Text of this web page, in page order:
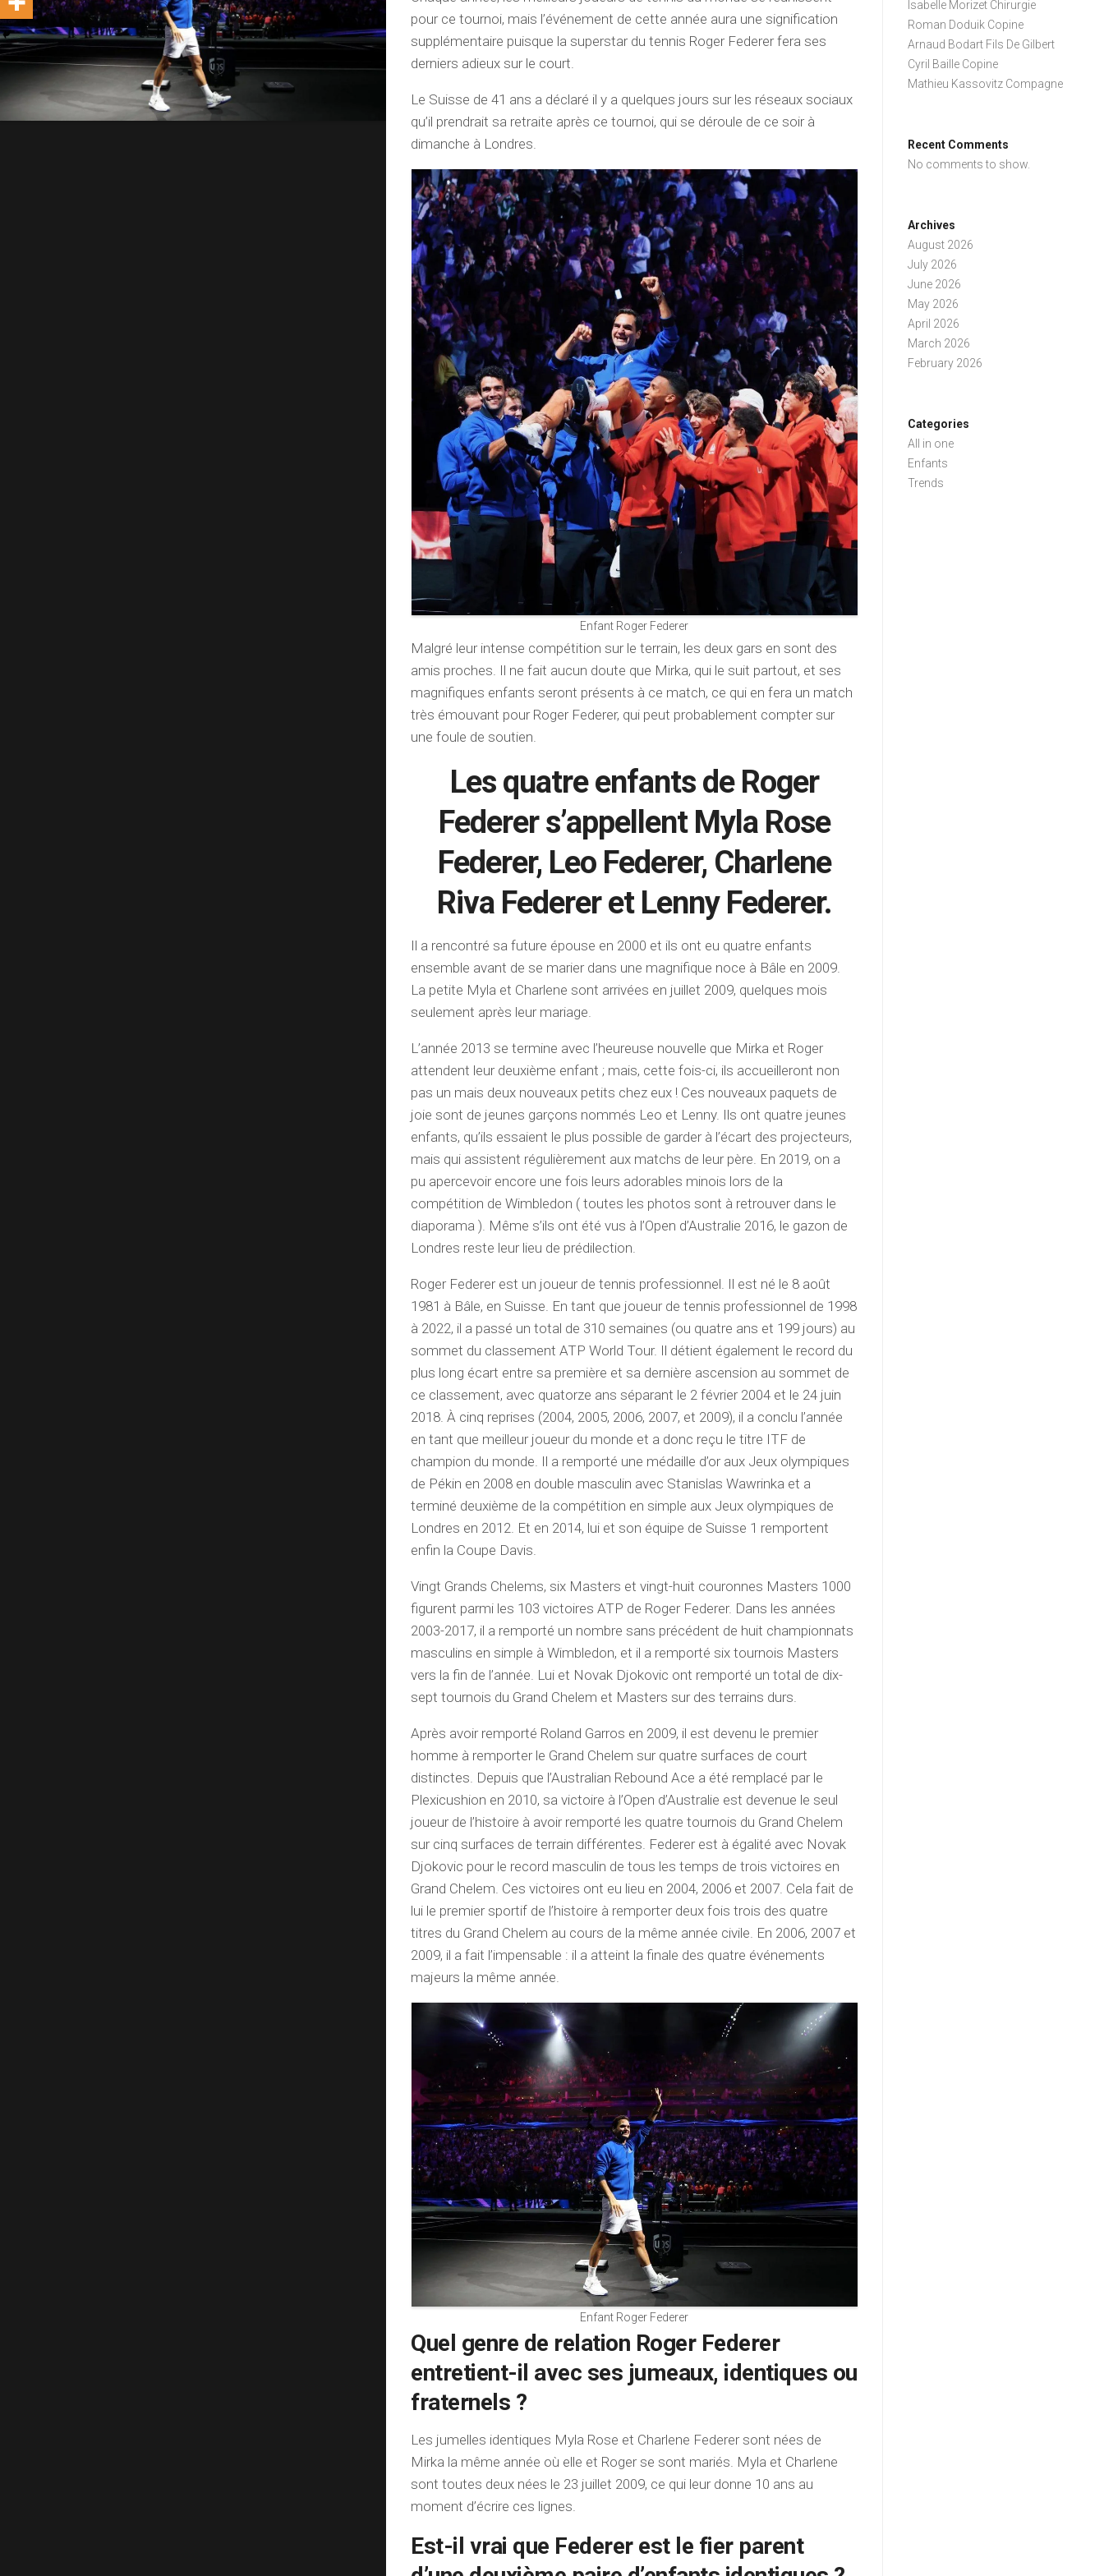
pour ce tournoi, mais l’événement de cette année aura une signification
supplémentaire puisque la superstar du tennis Roger Federer fera ses
derniers adieux sur le court.
Le Suisse de 41 ans a déclaré il y a quelques jours sur les réseaux sociaux
qu’il prendrait sa retraite après ce tournoi, qui se déroule de ce soir à
dimanche à Londres.
Enfant Roger Federer
Malgré leur intense compétition sur le terrain, les deux gars en sont des
amis proches. Il ne fait aucun doute que Mirka, qui le suit partout, et ses
magnifiques enfants seront présents à ce match, ce qui en fera un match
très émouvant pour Roger Federer, qui peut probablement compter sur
une foule de soutien.
Les quatre enfants de Roger
Federer s’appellent Myla Rose
Federer, Leo Federer, Charlene
Riva Federer et Lenny Federer.
Il a rencontré sa future épouse en 2000 et ils ont eu quatre enfants
ensemble avant de se marier dans une magnifique noce à Bâle en 2009.
La petite Myla et Charlene sont arrivées en juillet 2009, quelques mois
seulement après leur mariage.
L’année 2013 se termine avec l’heureuse nouvelle que Mirka et Roger
attendent leur deuxième enfant ; mais, cette fois-ci, ils accueilleront non
pas un mais deux nouveaux petits chez eux ! Ces nouveaux paquets de
joie sont de jeunes garçons nommés Leo et Lenny. Ils ont quatre jeunes
enfants, qu’ils essaient le plus possible de garder à l’écart des projecteurs,
mais qui assistent régulièrement aux matchs de leur père. En 2019, on a
pu apercevoir encore une fois leurs adorables minois lors de la
compétition de Wimbledon ( toutes les photos sont à retrouver dans le
diaporama ). Même s’ils ont été vus à l’Open d’Australie 2016, le gazon de
Londres reste leur lieu de prédilection.
Roger Federer est un joueur de tennis professionnel. Il est né le 8 août
1981 à Bâle, en Suisse. En tant que joueur de tennis professionnel de 1998
à 2022, il a passé un total de 310 semaines (ou quatre ans et 199 jours) au
sommet du classement ATP World Tour. Il détient également le record du
plus long écart entre sa première et sa dernière ascension au sommet de
ce classement, avec quatorze ans séparant le 2 février 2004 et le 24 juin
2018. À cinq reprises (2004, 2005, 2006, 2007, et 2009), il a conclu l’année
en tant que meilleur joueur du monde et a donc reçu le titre ITF de
champion du monde. Il a remporté une médaille d’or aux Jeux olympiques
de Pékin en 2008 en double masculin avec Stanislas Wawrinka et a
terminé deuxième de la compétition en simple aux Jeux olympiques de
Londres en 2012. Et en 2014, lui et son équipe de Suisse 1 remportent
enfin la Coupe Davis.
Vingt Grands Chelems, six Masters et vingt-huit couronnes Masters 1000
figurent parmi les 103 victoires ATP de Roger Federer. Dans les années
2003-2017, il a remporté un nombre sans précédent de huit championnats
masculins en simple à Wimbledon, et il a remporté six tournois Masters
vers la fin de l’année. Lui et Novak Djokovic ont remporté un total de dix-
sept tournois du Grand Chelem et Masters sur des terrains durs.
Après avoir remporté Roland Garros en 2009, il est devenu le premier
homme à remporter le Grand Chelem sur quatre surfaces de court
distinctes. Depuis que l’Australian Rebound Ace a été remplacé par le
Plexicushion en 2010, sa victoire à l’Open d’Australie est devenue le seul
joueur de l’histoire à avoir remporté les quatre tournois du Grand Chelem
sur cinq surfaces de terrain différentes. Federer est à égalité avec Novak
Djokovic pour le record masculin de tous les temps de trois victoires en
Grand Chelem. Ces victoires ont eu lieu en 2004, 2006 et 2007. Cela fait de
lui le premier sportif de l’histoire à remporter deux fois trois des quatre
titres du Grand Chelem au cours de la même année civile. En 2006, 2007 et
2009, il a fait l’impensable : il a atteint la finale des quatre événements
majeurs la même année.
Enfant Roger Federer
Quel genre de relation Roger Federer
entretient-il avec ses jumeaux, identiques ou
fraternels ?
Les jumelles identiques Myla Rose et Charlene Federer sont nées de
Mirka la même année où elle et Roger se sont mariés. Myla et Charlene
sont toutes deux nées le 23 juillet 2009, ce qui leur donne 10 ans au
moment d’écrire ces lignes.
Est-il vrai que Federer est le fier parent
Isabelle Morizet Chirurgie
Roman Doduik Copine
Arnaud Bodart Fils De Gilbert
Cyril Baille Copine
Mathieu Kassovitz Compagne
Recent Comments
No comments to show.
Archives
August 2026
July 2026
June 2026
May 2026
April 2026
March 2026
February 2026
Categories
All in one
Enfants
Trends